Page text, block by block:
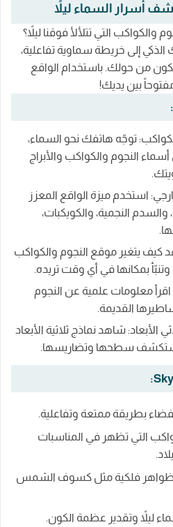
التي تتلألأ فوقنا ليلاً؟
إلى خريطة سماوية تفاعلية،
من حولك. باستخدام الواقع
بين يديك!
توجّه هاتفك نحو السماء،
النجوم والكواكب والأبراج
استخدم ميزة الواقع المعزز
والسدم النجمية، والكويكبات،
كيف يتغير موقع النجوم والكواكب
وتنبّأ بمكانها في أي وقت تريده.
معلومات علمية عن النجوم
القديمة.
الأبعاد: شاهد نماذج ثلاثية الأبعاد
سطحها وتضاريسها.
بطريقة ممتعة وتفاعلية.
التي تظهر في المناسبات
ظواهر فلكية مثل كسوف الشمس
ليلاً وتقدير عظمة الكون.